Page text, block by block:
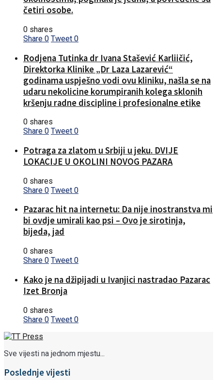
četiri osobe.
0 shares
Share 0 Tweet 0
Rodjena Tutinka dr Ivana Stašević Karliičić,
Direktorka Klinike „Dr Laza Lazarević“
godinama uspješno vodi ovu kliniku, našla se na
udaru nekolicine korumpiranih kolega sklonih
kršenju radne discipline i profesionalne etike
0 shares
Share 0 Tweet 0
Potraga za zlatom u Srbiji u jeku. DVIJE
LOKACIJE U OKOLINI NOVOG PAZARA
0 shares
Share 0 Tweet 0
Pazarac hit na internetu: Da nije inostranstva mi
bi ovdje umirali kao psi – Ovo je sirotinja,
bijeda, jad
0 shares
Share 0 Tweet 0
Kako je na džipijadi u Ivanjici nastradao Pazarac
Izet Bronja
0 shares
Share 0 Tweet 0
Sve vijesti na jednom mjestu...
Poslednje vijesti